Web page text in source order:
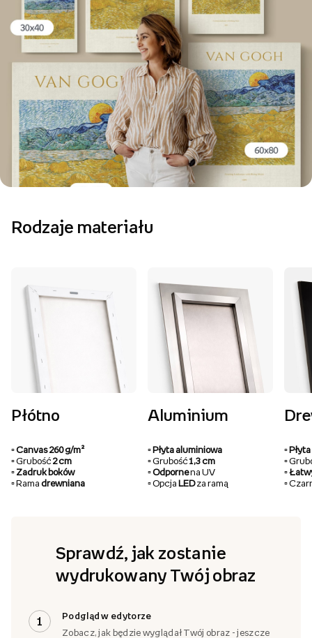
Rodzaje materiału
Płótno
▫️ Canvas 260 g/m²
▫️ Grubość 2 cm
▫️ Zadruk boków
▫️ Rama drewniana
Aluminium
▫️ Płyta aluminiowa
▫️ Grubość1,3 cm
▫️ Odpornena UV
▫️ Opcja LEDza ramą
▫️
▫️
▫️
▫️
Sprawdź, jak zostanie
wydrukowany Twój obraz
1
Podgląd w edytorze
Zobacz, jak będzie wyglądał Twój obraz - jeszcze